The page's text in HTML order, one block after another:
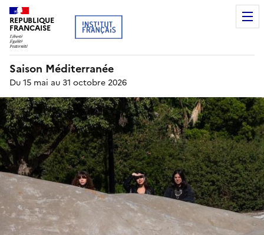
REPUBLIQUE
FRANCAISE
Saison Méditerranée
Du 15 mai au 31 octobre 2026